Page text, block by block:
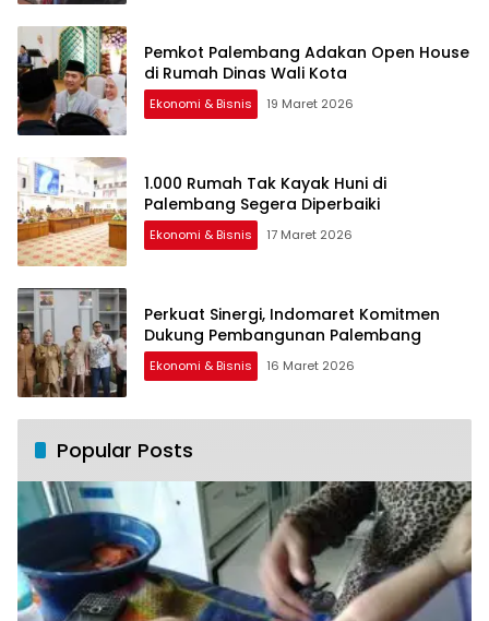
Pemkot Palembang Adakan Open House
di Rumah Dinas Wali Kota
Ekonomi & Bisnis 19 Maret 2026
1.000 Rumah Tak Kayak Huni di
Palembang Segera Diperbaiki
Ekonomi & Bisnis 17 Maret 2026
Perkuat Sinergi, Indomaret Komitmen
Dukung Pembangunan Palembang
Ekonomi & Bisnis 16 Maret 2026
Popular Posts